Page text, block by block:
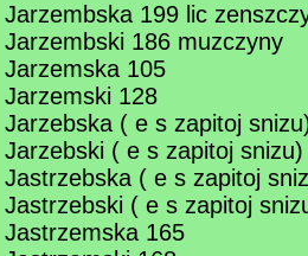
Jarzembska 199 lic
Jarzembski 186 muzczyny
Jarzemska 105
Jarzemski 128
Jarzebska ( e s zapitoj
Jarzebski ( e s zapitoj
Jastrzebska ( e s zapitoj
Jastrzebski ( e s zapitoj
Jastrzemska 165